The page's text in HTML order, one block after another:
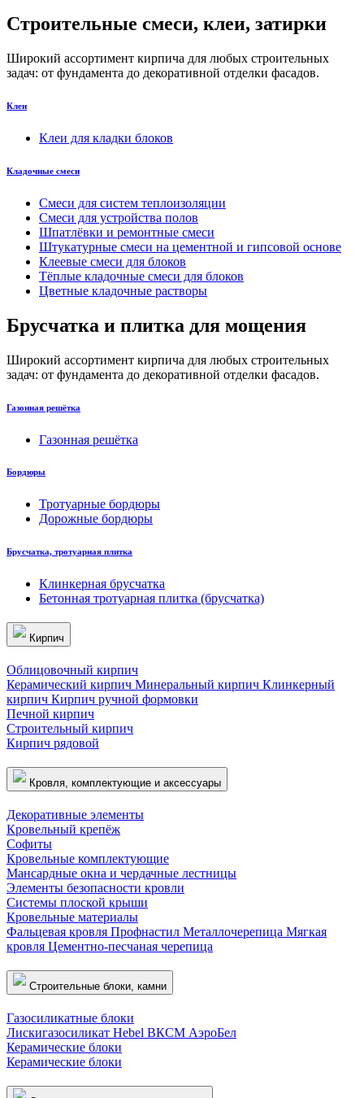
Строительные смеси, клеи, затирки
Широкий ассортимент кирпича для любых строительных
задач: от фундамента до декоративной отделки фасадов.
Клеи
Клеи для кладки блоков
Кладочные смеси
Смеси для систем теплоизоляции
Смеси для устройства полов
Шпатлёвки и ремонтные смеси
Штукатурные смеси на цементной и гипсовой основе
Клеевые смеси для блоков
Тёплые кладочные смеси для блоков
Цветные кладочные растворы
Брусчатка и плитка для мощения
Широкий ассортимент кирпича для любых строительных
задач: от фундамента до декоративной отделки фасадов.
Газонная решётка
Газонная решётка
Бордюры
Тротуарные бордюры
Дорожные бордюры
Брусчатка, тротуарная плитка
Клинкерная брусчатка
Бетонная тротуарная плитка (брусчатка)
Кирпич
Облицовочный кирпич
Керамический кирпич Минеральный кирпич Клинкерный
кирпич Кирпич ручной формовки
Печной кирпич
Строительный кирпич
Кирпич рядовой
Кровля, комплектующие и аксессуары
Декоративные элементы
Кровельный крепёж
Софиты
Кровельные комплектующие
Мансардные окна и чердачные лестницы
Элементы безопасности кровли
Системы плоской крыши
Кровельные материалы
Фальцевая кровля Профнастил Металлочерепица Мягкая
кровля Цементно-песчаная черепица
Строительные блоки, камни
Газосиликатные блоки
Лискигазосиликат Hebel ВКСМ АэроБел
Керамические блоки
Керамические блоки